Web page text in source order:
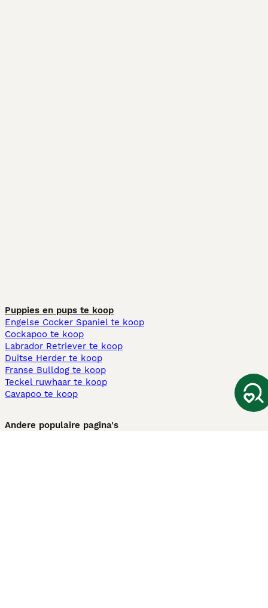
Puppies en pups te koop
Engelse Cocker Spaniel te koop
Cockapoo te koop
Labrador Retriever te koop
Duitse Herder te koop
Franse Bulldog te koop
Teckel ruwhaar te koop
Cavapoo te koop
Andere populaire pagina's